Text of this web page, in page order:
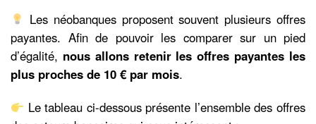
Les néobanques proposent souvent plusieurs offres
payantes. Afin de pouvoir les comparer sur un pied
d’égalité, nous allons retenir les offres payantes les
plus proches de 10 € par mois.
Le tableau ci-dessous présente l’ensemble des offres